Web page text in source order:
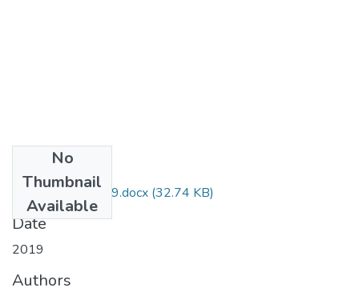
No
Thumbnail
Available
8День поля 2019.docx (32.74 KB)
Date
2019
Authors